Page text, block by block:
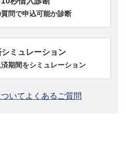
質問で申込可能か診断
ミュレーション
期間をシミュレーション
いてよくあるご質問